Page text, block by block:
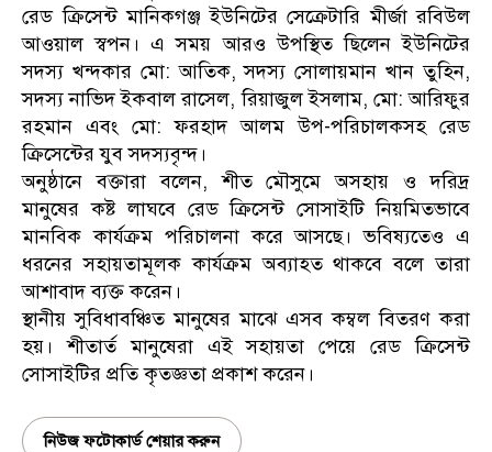
রেড ক্রিসেন্ট মানিকগঞ্জ ইউনিটের সেক্রেটারি মীর্জা রবিউল
আওয়াল স্বপন। এ সময় আরও উপস্থিত ছিলেন ইউনিটের
সদস্য খন্দকার মো: আতিক, সদস্য সোলায়মান খান তুহিন,
সদস্য নাভিদ ইকবাল রাসেল, রিয়াজুল ইসলাম, মো: আরিফুর
রহমান এবং মো: ফরহাদ আলম উপ-পরিচালকসহ রেড
ক্রিসেন্টের যুব সদস্যবৃন্দ।
অনুষ্ঠানে বক্তারা বলেন, শীত মৌসুমে অসহায় ও দরিদ্র
মানুষের কষ্ট লাঘবে রেড ক্রিসেন্ট সোসাইটি নিয়মিতভাবে
মানবিক কার্যক্রম পরিচালনা করে আসছে। ভবিষ্যতেও এ
ধরনের সহায়তামূলক কার্যক্রম অব্যাহত থাকবে বলে তারা
আশাবাদ ব্যক্ত করেন।
স্থানীয় সুবিধাবঞ্চিত মানুষের মাঝে এসব কম্বল বিতরণ করা
হয়। শীতার্ত মানুষেরা এই সহায়তা পেয়ে রেড ক্রিসেন্ট
সোসাইটির প্রতি কৃতজ্ঞতা প্রকাশ করেন।
নিউজ ফটোকার্ড শেয়ার করুন